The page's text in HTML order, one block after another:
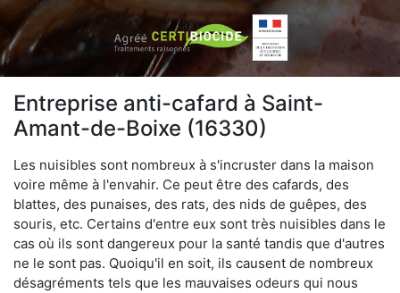
Entreprise anti-cafard à Saint-
Amant-de-Boixe (16330)
Les nuisibles sont nombreux à s'incruster dans la maison
voire même à l'envahir. Ce peut être des cafards, des
blattes, des punaises, des rats, des nids de guêpes, des
souris, etc. Certains d'entre eux sont très nuisibles dans le
cas où ils sont dangereux pour la santé tandis que d'autres
ne le sont pas. Quoiqu'il en soit, ils causent de nombreux
désagréments tels que les mauvaises odeurs qui nous